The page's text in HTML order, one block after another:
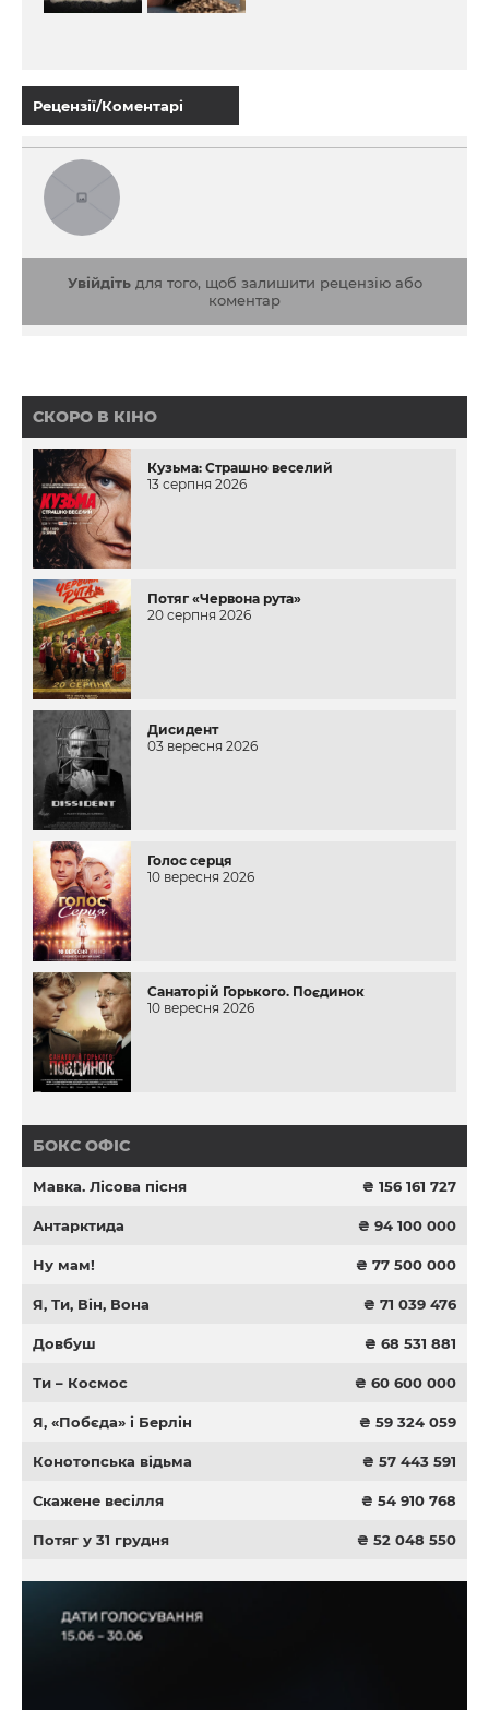
Рецензії/Коментарі
Увійдітьдля того, щоб залишити рецензію або
коментар
СКОРО В КІНО
Кузьма: Страшно веселий
13 серпня 2026
Потяг «Червона рута»
20 серпня 2026
Дисидент
03 вересня 2026
Голос серця
10 вересня 2026
Санаторій Горького. Поєдинок
10 вересня 2026
БОКС ОФІС
Мавка. Лісова пісня ₴ 156 161 727
Антарктида ₴ 94 100 000
Ну мам! ₴ 77 500 000
Я, Ти, Він, Вона ₴ 71 039 476
Довбуш ₴ 68 531 881
Ти – Космос ₴ 60 600 000
Я, «Побєда» і Берлін ₴ 59 324 059
Конотопська відьма ₴ 57 443 591
Скажене весілля ₴ 54 910 768
Потяг у 31 грудня ₴ 52 048 550